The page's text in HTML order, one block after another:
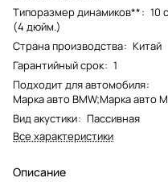
Типоразмер динамиков**: 10
(4 дюйм.)
Страна производства: Китай
Гарантийный срок: 1
Подходит для автомобиля:
Марка авто BMW;Марка авто
Вид акустики: Пассивная
Все характеристики
Описание